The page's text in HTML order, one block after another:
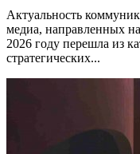
Актуальность
медиа, направленных
2026 году перешла из
стратегических...